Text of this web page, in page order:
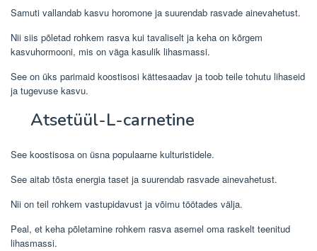
Samuti vallandab kasvu horomone ja suurendab rasvade ainevahetust.
Nii siis põletad rohkem rasva kui tavaliselt ja keha on kõrgem
kasvuhormooni, mis on väga kasulik lihasmassi.
See on üks parimaid koostisosi kättesaadav ja toob teile tohutu lihaseid
ja tugevuse kasvu.
Atsetüül-L-carnetine
See koostisosa on üsna populaarne kulturistidele.
See aitab tõsta energia taset ja suurendab rasvade ainevahetust.
Nii on teil rohkem vastupidavust ja võimu töötades välja.
Peal, et keha põletamine rohkem rasva asemel oma raskelt teenitud
lihasmassi.